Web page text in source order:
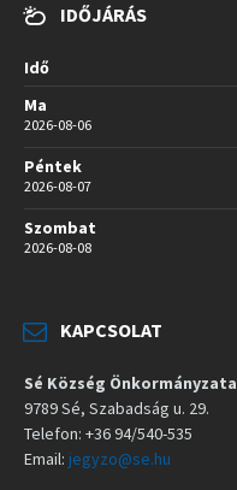
IDŐJÁRÁS
Idő
Ma
2026-08-06
Péntek
2026-08-07
Szombat
2026-08-08
KAPCSOLAT
Sé Község Önkormányzata
9789 Sé, Szabadság u. 29.
Telefon: +36 94/540-535
Email: jegyzo@se.hu